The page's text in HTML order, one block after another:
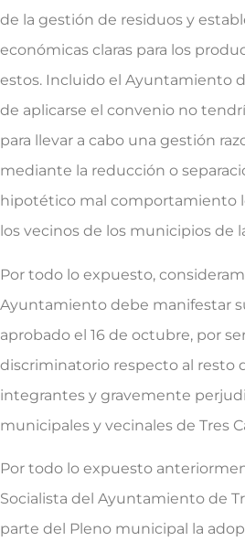
de la gestión de residuos y
económicas claras para los
estos. Incluido el Ayuntamiento
de aplicarse el convenio no
para llevar a cabo una gestión
mediante la reducción o
hipotético mal comportamiento
los vecinos de los municipios de
Por todo lo expuesto,
Ayuntamiento debe manifestar
aprobado el 16 de octubre, por
discriminatorio respecto al resto
integrantes y gravemente
municipales y vecinales de Tres
Por todo lo expuesto
Socialista del Ayuntamiento de
parte del Pleno municipal la